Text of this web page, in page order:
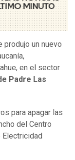
produjo un nuevo
en el sector
Padre Las
para apagar las
del Centro
Electricidad